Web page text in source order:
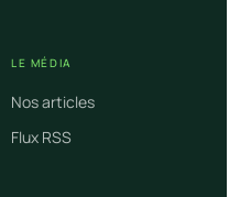
LE MÉDIA
Nos articles
Flux RSS